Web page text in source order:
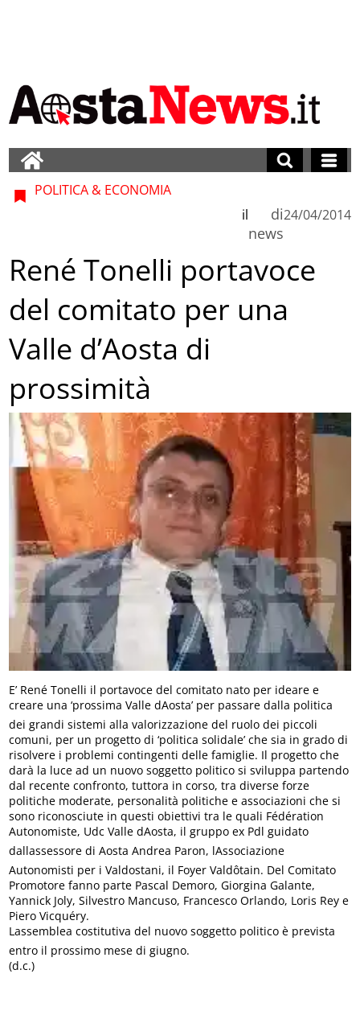
POLITICA & ECONOMIA
di
news
il 24/04/2014
René Tonelli portavoce
del comitato per una
Valle d’Aosta di
prossimità
E’ René Tonelli il portavoce del comitato nato per ideare e
creare una ‘prossima Valle dAosta’ per passare dalla politica
dei grandi sistemi alla valorizzazione del ruolo dei piccoli
comuni, per un progetto di ‘politica solidale’ che sia in grado di
risolvere i problemi contingenti delle famiglie. Il progetto che
darà la luce ad un nuovo soggetto politico si sviluppa partendo
dal recente confronto, tuttora in corso, tra diverse forze
politiche moderate, personalità politiche e associazioni che si
sono riconosciute in questi obiettivi tra le quali Fédération
Autonomiste, Udc Valle dAosta, il gruppo ex Pdl guidato
dallassessore di Aosta Andrea Paron, lAssociazione
Autonomisti per i Valdostani, il Foyer Valdôtain. Del Comitato
Promotore fanno parte Pascal Demoro, Giorgina Galante,
Yannick Joly, Silvestro Mancuso, Francesco Orlando, Loris Rey e
Piero Vicquéry.
Lassemblea costitutiva del nuovo soggetto politico è prevista
entro il prossimo mese di giugno.
(d.c.)